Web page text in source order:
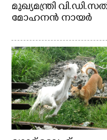
മുഖ്യമന്ത്രി
മോഹനൻ നായർ